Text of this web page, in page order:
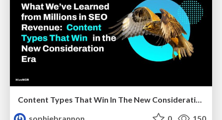
Content Types That Win In The New Consideration Era